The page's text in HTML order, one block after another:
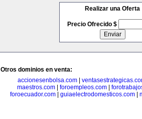
Realizar una Oferta
Precio Ofrecido $
Otros dominios en venta:
accionesenbolsa.com|
maestros.com| foroempleos.com|
foroecuador.com| guiaelectrodomesticos.com|